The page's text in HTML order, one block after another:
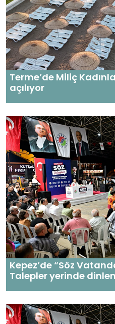
Terme’de Miliç
açılıyor
Kepez’de “Söz
Talepler yerinde